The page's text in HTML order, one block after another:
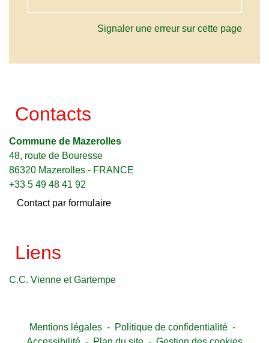
Signaler une erreur sur cette page
Contacts
Commune de Mazerolles
48, route de Bouresse
86320 Mazerolles - FRANCE
+33 5 49 48 41 92
Contact par formulaire
Liens
C.C. Vienne et Gartempe
Mentions légales - Politique de confidentialité -